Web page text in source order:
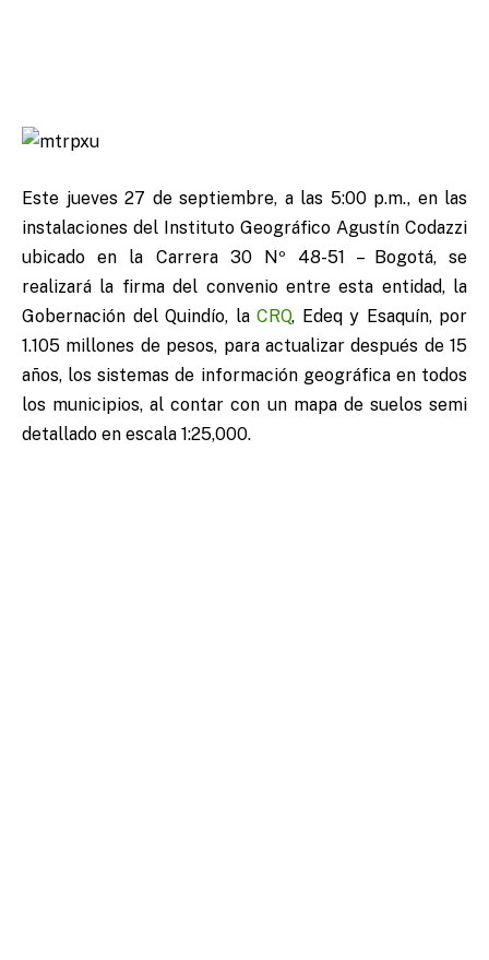
Este jueves 27 de septiembre, a las 5:00 p.m., en las
instalaciones del Instituto Geográfico Agustín Codazzi
ubicado en la Carrera 30 Nº 48-51 – Bogotá, se
realizará la firma del convenio entre esta entidad, la
Gobernación del Quindío, la CRQ, Edeq y Esaquín, por
1.105 millones de pesos, para actualizar después de 15
años, los sistemas de información geográfica en todos
los municipios, al contar con un mapa de suelos semi
detallado en escala 1:25,000.